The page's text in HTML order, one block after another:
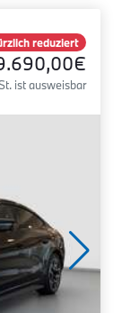
reduziert
ist ausweisbar